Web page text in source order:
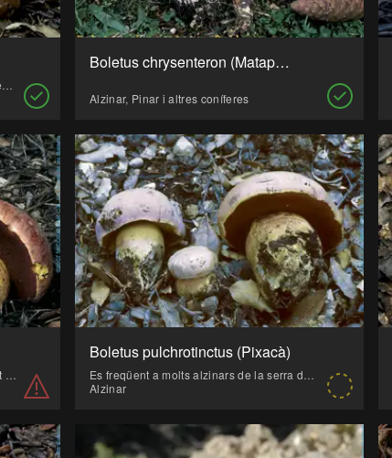
No gaire freqüent. Es pot menjar cru en ensalades. Molt freqüentment és atacat per llimacs i caragols.
Boletus chrysenteron (Mataparent de carn groga, Pixacà)
Alzinar, Pinar i altres coníferes
Espectacular per la seva mida i color. Pot ser un poc tòxic. Sol sortir al principi de la temporada micològica.
Boletus pulchrotinctus (Pixacà)
Es freqüent a molts alzinars de la serra de Tramuntana.
Alzinar